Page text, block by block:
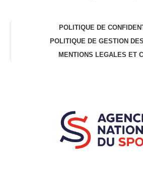
POLITIQUE DE
POLITIQUE DE GESTION
MENTIONS LEGALES ET